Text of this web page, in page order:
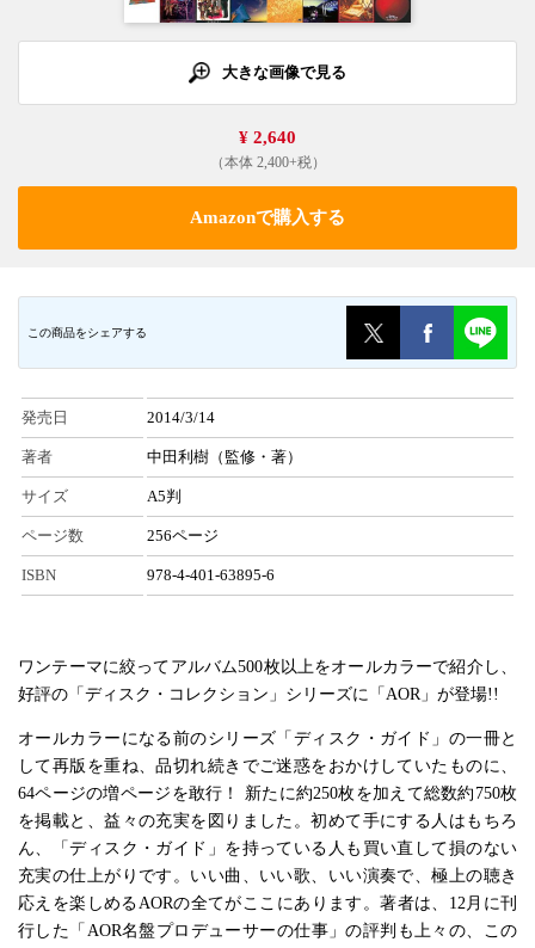
大きな画像で見る
¥ 2,640
（本体 2,400+税）
Amazonで購入する
この商品をシェアする
発売日 2014/3/14
著者 中田利樹（監修・著）
サイズ A5判
ページ数 256ページ
ISBN 978-4-401-63895-6
ワンテーマに絞ってアルバム500枚以上をオールカラーで紹介し、
好評の「ディスク・コレクション」シリーズに「AOR」が登場!!
オールカラーになる前のシリーズ「ディスク・ガイド」の一冊と
して再版を重ね、品切れ続きでご迷惑をおかけしていたものに、
64ページの増ページを敢行！ 新たに約250枚を加えて総数約750枚
を掲載と、益々の充実を図りました。初めて手にする人はもちろ
ん、「ディスク・ガイド」を持っている人も買い直して損のない
充実の仕上がりです。いい曲、いい歌、いい演奏で、極上の聴き
応えを楽しめるAORの全てがここにあります。著者は、12月に刊
行した「AOR名盤プロデューサーの仕事」の評判も上々の、この